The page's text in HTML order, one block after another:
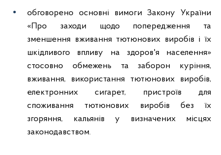
обговорено основні вимоги Закону України
«Про заходи щодо попередження та
зменшення вживання тютюнових виробів і їх
шкідливого впливу на здоров'я населення»
стосовно обмежень та заборон куріння,
вживання, використання тютюнових виробів,
електронних сигарет, пристроїв для
споживання тютюнових виробів без їх
згоряння, кальянів у визначених місцях
законодавством.